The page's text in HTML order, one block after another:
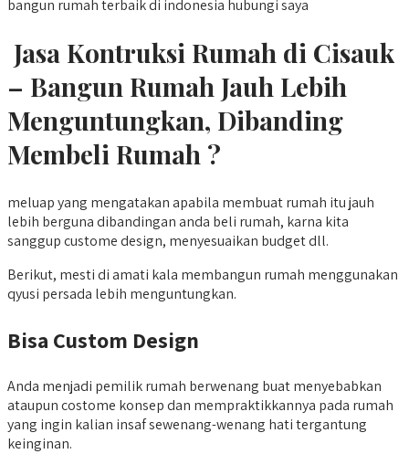
bangun rumah terbaik di indonesia hubungi saya
Jasa Kontruksi Rumah di Cisauk
– Bangun Rumah Jauh Lebih
Menguntungkan, Dibanding
Membeli Rumah ?
meluap yang mengatakan apabila membuat rumah itu jauh
lebih berguna dibandingan anda beli rumah, karna kita
sanggup custome design, menyesuaikan budget dll.
Berikut, mesti di amati kala membangun rumah menggunakan
qyusi persada lebih menguntungkan.
Bisa Custom Design
Anda menjadi pemilik rumah berwenang buat menyebabkan
ataupun costome konsep dan mempraktikkannya pada rumah
yang ingin kalian insaf sewenang-wenang hati tergantung
keinginan.